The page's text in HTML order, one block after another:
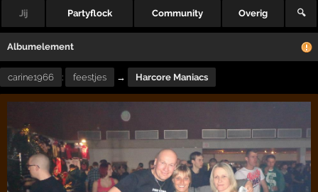
Jij Partyflock Community Overig 🔍
Albumelement
carine1966 : feestjes → Harcore Maniacs